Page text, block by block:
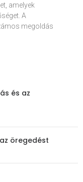
amelyek
A
megoldás
és az
öregedést